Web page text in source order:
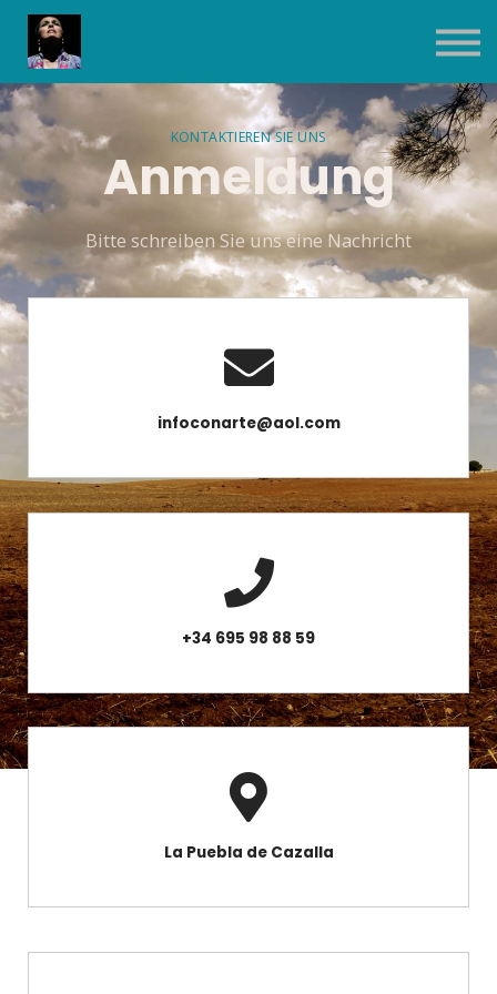
Sign in
Sign up
KONTAKTIEREN SIE UNS
Anmeldung
Bitte schreiben Sie uns eine Nachricht
infoconarte@aol.com
+34 695 98 88 59
La Puebla de Cazalla